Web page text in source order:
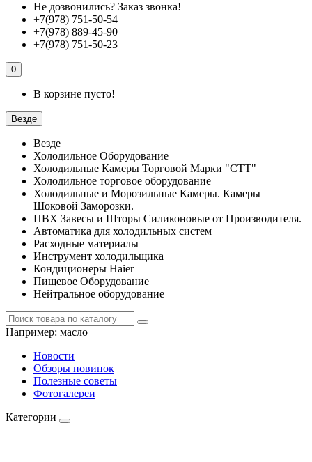
Не дозвонились? Заказ звонка!
+7(978) 751-50-54
+7(978) 889-45-90
+7(978) 751-50-23
0
В корзине пусто!
Везде
Везде
Холодильное Оборудование
Холодильные Камеры Торговой Марки "СТТ"
Холодильное торговое оборудование
Холодильные и Морозильные Камеры. Камеры
Шоковой Заморозки.
ПВХ Завесы и Шторы Силиконовые от Производителя.
Автоматика для холодильных систем
Расходные материалы
Инструмент холодильщика
Кондиционеры Haier
Пищевое Оборудование
Нейтральное оборудование
Например: масло
Новости
Обзоры новинок
Полезные советы
Фотогалереи
Категории